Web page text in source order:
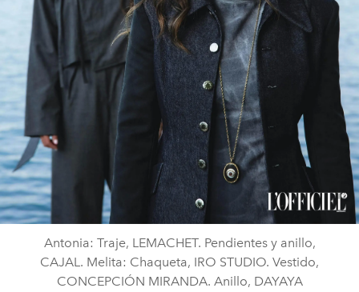
Antonia: Traje, LEMACHET. Pendientes y anillo,
CAJAL. Melita: Chaqueta, IRO STUDIO. Vestido,
CONCEPCIÓN MIRANDA. Anillo, DAYAYA